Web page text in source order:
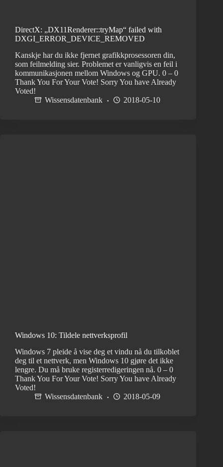
DirectX: „DX11Renderer::tryMap“ failed with
DXGI_ERROR_DEVICE_REMOVED
Kanskje har du ikke fjernet grafikkprosessoren din,
som feilmelding sier. Problemet er vanligvis en feil i
kommunikasjonen mellom Windows og GPU. 0 – 0
Thank You For Your Vote! Sorry You have Already
Voted!
Wissensdatenbank
2018-05-10
Windows 10: Tildele nettverksprofil
Windows 7 pleide å vise deg et vindu nå du tilkoblet
deg til et nettverk, men Windows 10 gjøre det ikke
lengre. Du må bruke registerredigeringen nå. 0 – 0
Thank You For Your Vote! Sorry You have Already
Voted!
Wissensdatenbank
2018-05-09